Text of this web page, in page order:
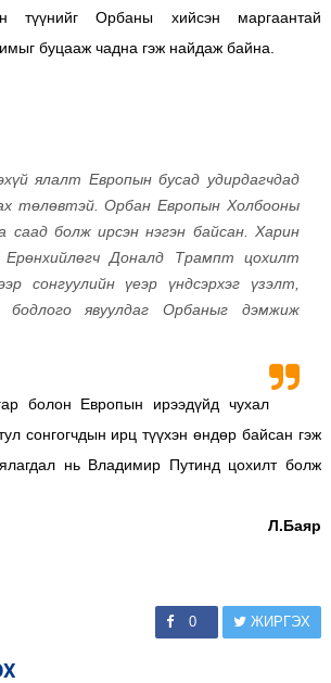
түүнийг Орбаны хийсэн маргаантай
буцааж чадна гэж найдаж байна.
ялалт Европын бусад удирдагчдад
төлөвтэй. Орбан Европын Холбооны
саад болж ирсэн нэгэн байсан. Харин
Доналд Трампт цохилт
сонгуулийн үеэр үндсэрхэг үзэлт,
явуулдаг Орбаныг дэмжиж
болон Европын ирээдүйд чухал
сонгогчдын ирц түүхэн өндөр байсан гэж
нь Владимир Путинд цохилт болж
Л.Баяр
0 ЖИРГЭХ